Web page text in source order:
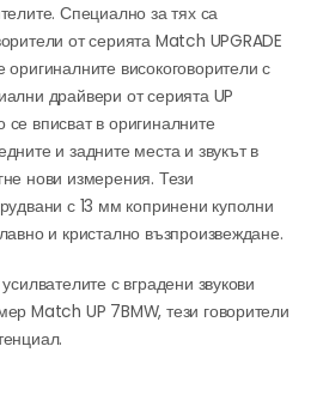
Специално за тях са
от серията Match UPGRADE
високоговорители с
драйвери от серията UP
вписват в оригиналните
и задните места и звукът в
нови измерения. Тези
с 13 мм копринени куполни
и кристално възпроизвеждане.
с вградени звукови
Match UP 7BMW, тези говорители